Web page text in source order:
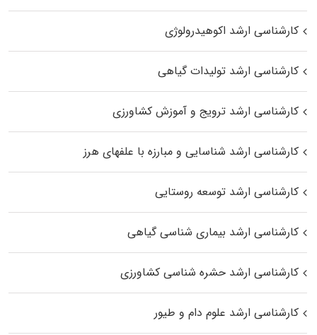
کارشناسی ارشد اکوهیدرولوژی
کارشناسی ارشد تولیدات گیاهی
کارشناسی ارشد ترویج و آموزش کشاورزی
کارشناسی ارشد شناسایی و مبارزه با علفهای هرز
کارشناسی ارشد توسعه روستایی
کارشناسی ارشد بیماری‌ شناسی گیاهی
کارشناسی ارشد حشره‌ شناسی کشاورزی
کارشناسی ارشد علوم دام و طیور